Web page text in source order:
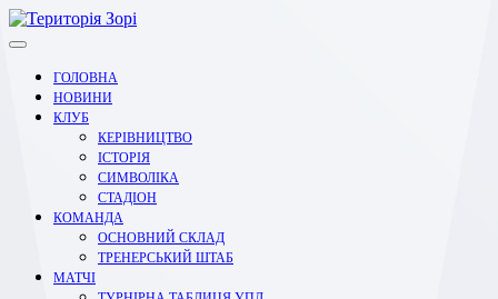
Перейти
до
ГОЛОВНА
НОВИНИ
КЛУБ
КЕРІВНИЦТВО
ІСТОРІЯ
СИМВОЛІКА
СТАДІОН
КОМАНДА
ОСНОВНИЙ СКЛАД
ТРЕНЕРСЬКИЙ ШТАБ
МАТЧІ